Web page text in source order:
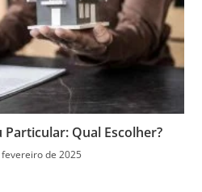
Qual Escolher?
fevereiro de 2025